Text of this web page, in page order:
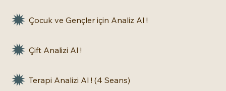
Çocuk ve Gençler için Analiz Al !
Terapi Analizi Al ! (4 Seans)
Çift Analizi Al !